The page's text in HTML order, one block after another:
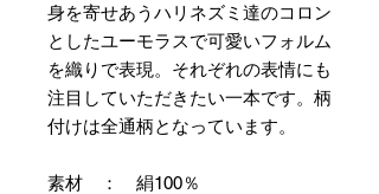
身を寄せあうハリネズミ達のコロン
としたユーモラスで可愛いフォルム
を織りで表現。それぞれの表情にも
注目していただきたい一本です。柄
付けは全通柄となっています。
素材 ： 絹100％